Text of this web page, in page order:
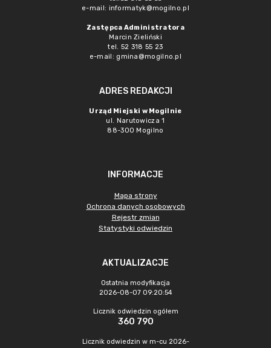
e-mail: informatyk@mogilno.pl
Zastępca Administratora
Marcin Zieliński
tel. 52 318 55 23
e-mail: gmina@mogilno.pl
ADRES REDAKCJI
Urząd Miejski w Mogilnie
ul. Narutowicza 1
88-300 Mogilno
INFORMACJE
Mapa strony
Ochrona danych osobowych
Rejestr zmian
Statystyki odwiedzin
AKTUALIZACJE
Ostatnia modyfikacja
2026-08-07 09:20:54
Licznik odwiedzin ogółem
360 790
Licznik odwiedzin w m-cu 2026-